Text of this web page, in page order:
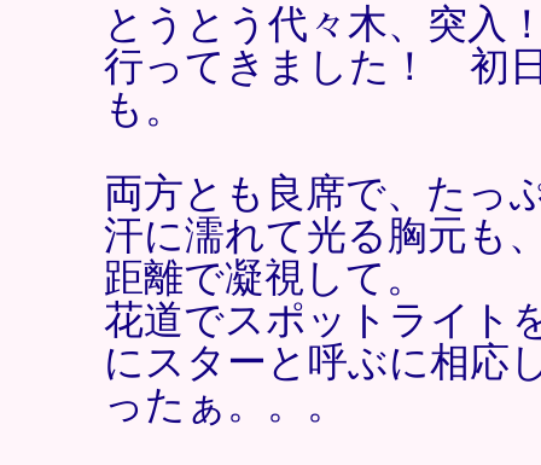
とうとう代々木、突入
行ってきました！ 初
も。
両方とも良席で、たっ
汗に濡れて光る胸元も
距離で凝視して。
花道でスポットライト
にスターと呼ぶに相応
ったぁ。。。